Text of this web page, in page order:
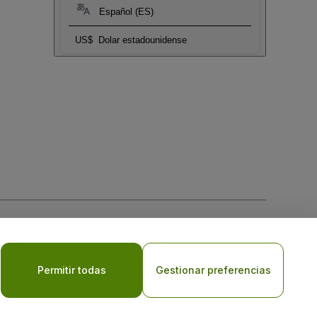
Español (ES)
US$ Dolar estadounidense
laPolítica de Privacidad para Móviles
Permitir todas Gestionar preferencias